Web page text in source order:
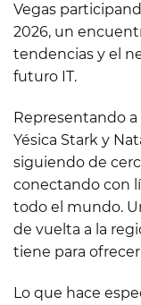
Vegas
2026, un
tendencias y el
futuro IT.
Representando
Yésica Stark y
siguiendo de
conectando con
todo el mundo.
de vuelta a la
tiene para
Lo que hace